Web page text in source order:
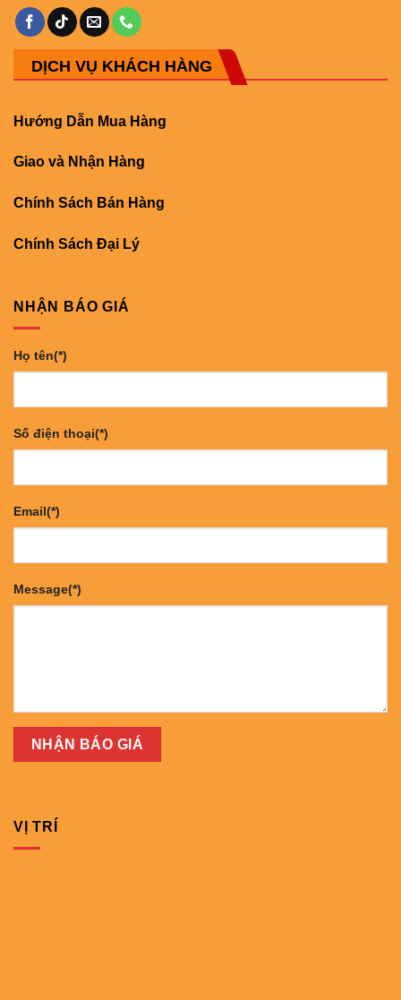
DỊCH VỤ KHÁCH HÀNG
Hướng Dẫn Mua Hàng
Giao và Nhận Hàng
Chính Sách Bán Hàng
Chính Sách Đại Lý
NHẬN BÁO GIÁ
Họ tên(*)
Số điện thoại(*)
Email(*)
Message(*)
VỊ TRÍ